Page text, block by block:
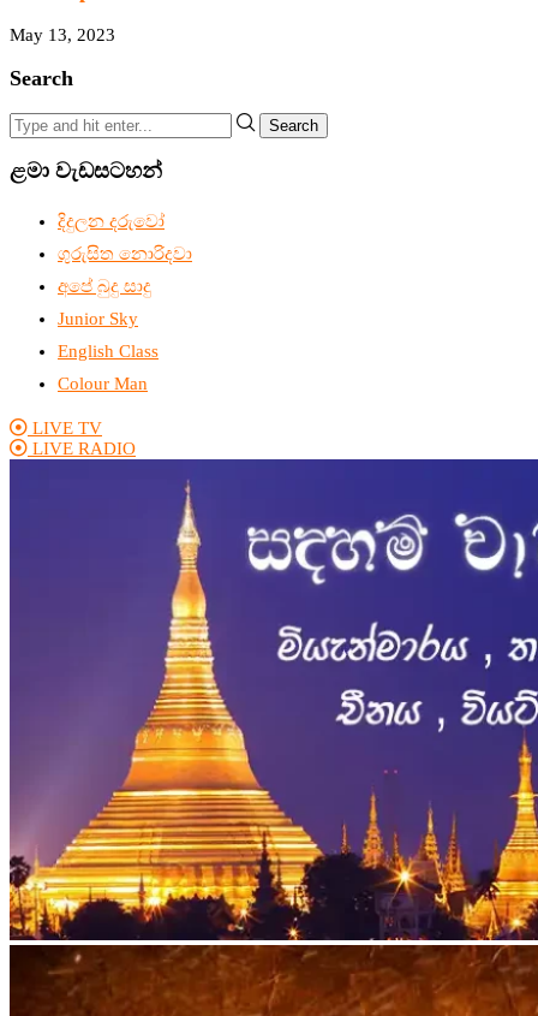
May 13, 2023
Search
Search
ළමා වැඩසටහන්
දිදුලන දරුවෝ
ගුරුසිත නොරිදවා
අපේ බුදු සාදු
Junior Sky
English Class
Colour Man
LIVE TV
LIVE RADIO